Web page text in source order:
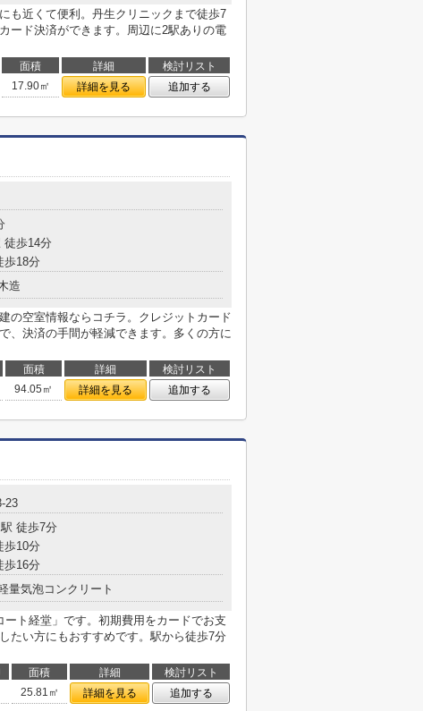
も近くて便利。丹生クリニックまで徒歩7
ード決済ができます。周辺に2駅ありの電
面積 詳細
検討リスト
17.90㎡ 詳細を見る 追加する
徒歩14分
歩18分
造
の空室情報ならコチラ。クレジットカード
、決済の手間が軽減できます。多くの方に
面積 詳細
検討リスト
94.05㎡ 詳細を見る 追加する
23
駅 徒歩7分
歩10分
歩16分
量気泡コンクリート
ト経堂」です。初期費用をカードでお支
たい方にもおすすめです。駅から徒歩7分
面積 詳細
検討リスト
25.81㎡ 詳細を見る 追加する